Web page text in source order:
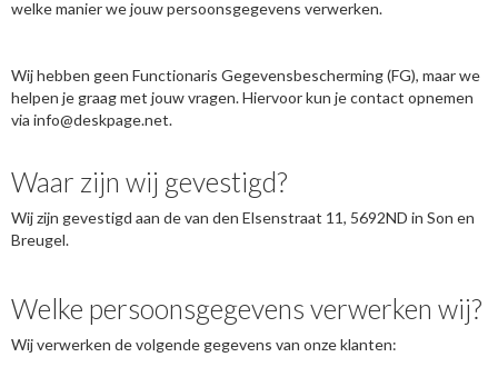
welke manier we jouw persoonsgegevens verwerken.
Wij hebben geen Functionaris Gegevensbescherming (FG), maar we
helpen je graag met jouw vragen. Hiervoor kun je contact opnemen
via info@deskpage.net.
Waar zijn wij gevestigd?
Wij zijn gevestigd aan de van den Elsenstraat 11, 5692ND in Son en
Breugel.
Welke persoonsgegevens verwerken wij?
Wij verwerken de volgende gegevens van onze klanten: